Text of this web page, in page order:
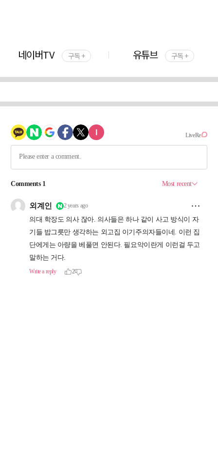
네이버TV 구독 + 유튜브 구독 +